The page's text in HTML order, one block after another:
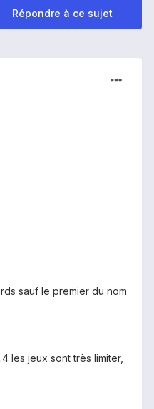
Répondre à ce sujet
sauf le premier du nom
les jeux sont très limiter,